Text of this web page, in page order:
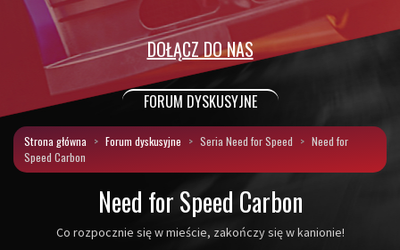
DOŁĄCZ DO NAS
FORUM DYSKUSYJNE
Strona główna Forum dyskusyjne Seria Need for Speed
Need for
Speed Carbon
Need for Speed Carbon
Co rozpocznie się w mieście, zakończy się w kanionie!